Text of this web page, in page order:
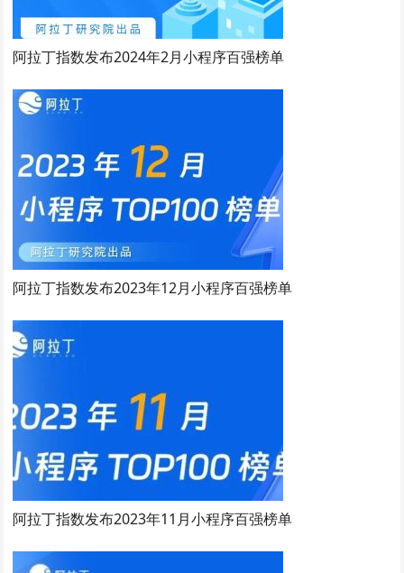
阿拉丁指数发布2024年2月小程序百强榜单
阿拉丁指数发布2023年12月小程序百强榜单
阿拉丁指数发布2023年11月小程序百强榜单